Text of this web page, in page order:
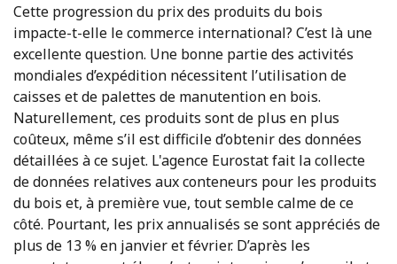
Cette progression du prix des produits du bois
impacte-t-elle le commerce international? C’est là une
excellente question. Une bonne partie des activités
mondiales d’expédition nécessitent l’utilisation de
caisses et de palettes de manutention en bois.
Naturellement, ces produits sont de plus en plus
coûteux, même s’il est difficile d’obtenir des données
détaillées à ce sujet. L'agence Eurostat fait la collecte
de données relatives aux conteneurs pour les produits
du bois et, à première vue, tout semble calme de ce
côté. Pourtant, les prix annualisés se sont appréciés de
plus de 13 % en janvier et février. D’après les